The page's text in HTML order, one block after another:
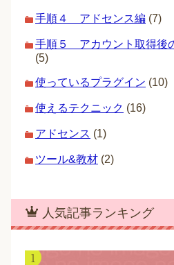
手順４ アドセンス編 (7)
手順５ アカウント取得後
(5)
使っているプラグイン (10)
使えるテクニック (16)
アドセンス (1)
ツール&教材 (2)
人気記事ランキング